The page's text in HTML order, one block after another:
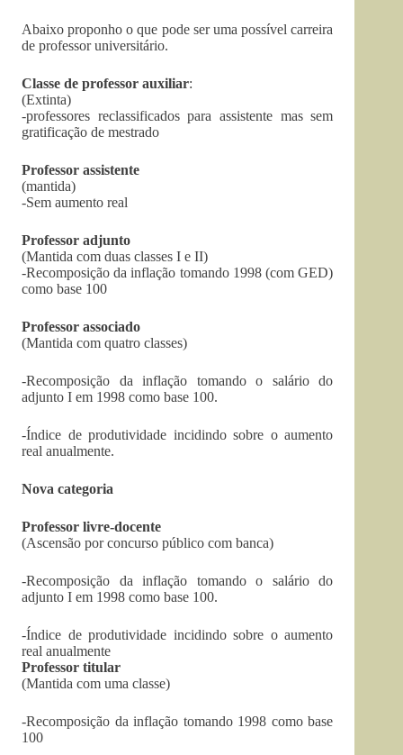
Abaixo proponho o que pode ser uma possível carreira
de professor universitário.
Classe de professor auxiliar:
(Extinta)
-professores reclassificados para assistente mas sem
gratificação de mestrado
Professor assistente
(mantida)
-Sem aumento real
Professor adjunto
(Mantida com duas classes I e II)
-Recomposição da inflação tomando 1998 (com GED)
como base 100
Professor associado
(Mantida com quatro classes)
-Recomposição da inflação tomando o salário do
adjunto I em 1998 como base 100.
-Índice de produtividade incidindo sobre o aumento
real anualmente.
Nova categoria
Professor livre-docente
(Ascensão por concurso público com banca)
-Recomposição da inflação tomando o salário do
adjunto I em 1998 como base 100.
-Índice de produtividade incidindo sobre o aumento
real anualmente
Professor titular
(Mantida com uma classe)
-Recomposição da inflação tomando 1998 como base
100